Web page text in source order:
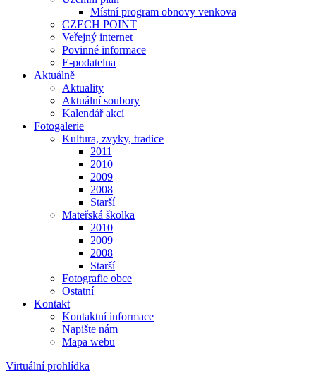
Místní program obnovy venkova
CZECH POINT
Veřejný internet
Povinné informace
E-podatelna
Aktuálně
Aktuality
Aktuální soubory
Kalendář akcí
Fotogalerie
Kultura, zvyky, tradice
2011
2010
2009
2008
Starší
Mateřská školka
2010
2009
2008
Starší
Fotografie obce
Ostatní
Kontakt
Kontaktní informace
Napište nám
Mapa webu
Virtuální prohlídka